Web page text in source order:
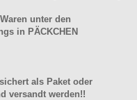
unter den
in PÄCKCHEN
als Paket oder
versandt werden!!